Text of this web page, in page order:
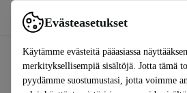
Evästeasetukset
Käytämme evästeitä pääasiassa
merkityksellisempiä sisältöjä. Jotta tämä
pyydämme suostumustasi, jotta voimme
Käytä refurbed-palvelua nopeasti ja helposti